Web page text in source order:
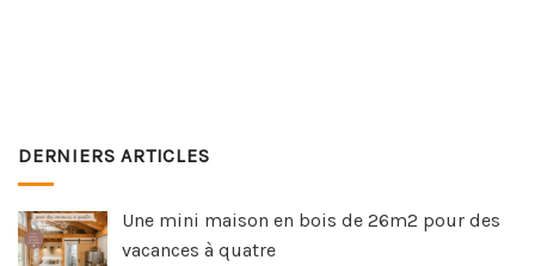
DERNIERS ARTICLES
Une mini maison en bois de 26m2 pour des
vacances à quatre